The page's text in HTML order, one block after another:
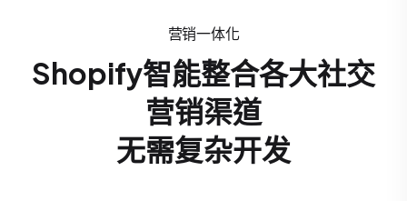
营销一体化
Shopify智能整合各大社交
营销渠道
无需复杂开发